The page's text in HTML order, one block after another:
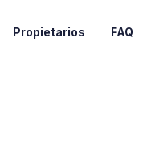
Propietarios FAQ